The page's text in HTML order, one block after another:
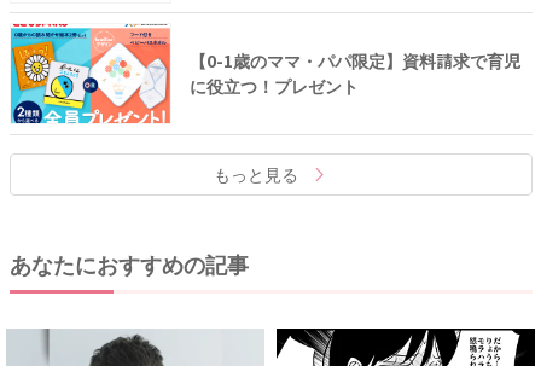
【0-1歳のママ・パパ限定】資料請求で育児
に役立つ！プレゼント
もっと見る
あなたにおすすめの記事